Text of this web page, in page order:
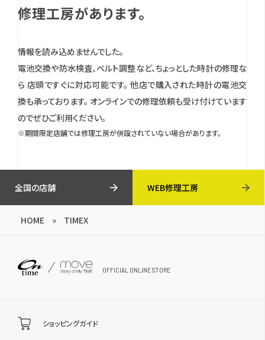
修理工房があります。
情報を読み込めませんでした。
電池交換や防水検査、ベルト調整など、ちょっとした時計の修理な
ら 店頭ですぐに対応可能です。 他店で購入された時計の電池交
換も承っております。 オンラインでの修理依頼も受け付けています
のでぜひご利用ください。
※期間限定店舗では修理工房が併設されていない場合があります。
全国の店舗 WEB修理工房
HOME » TIMEX
OFFICIAL ONLINE STORE
ショッピングガイド